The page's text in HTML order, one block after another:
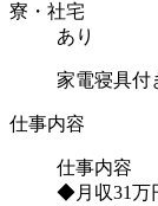
寮・社宅
あり
家電寝具付
仕事内容
仕事内容
◆月収31万